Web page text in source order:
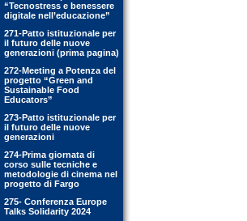
“Tecnostress e benessere
digitale nell’educazione”
271-Patto istituzionale per
il futuro delle nuove
generazioni (prima pagina)
272-Meeting a Potenza del
progetto “Green and
Sustainable Food
Educators”
273-Patto istituzionale per
il futuro delle nuove
generazioni
274-Prima giornata di
corso sulle tecniche e
metodologie di cinema nel
progetto di Fargo
275- Conferenza Europe
Talks Solidarity 2024